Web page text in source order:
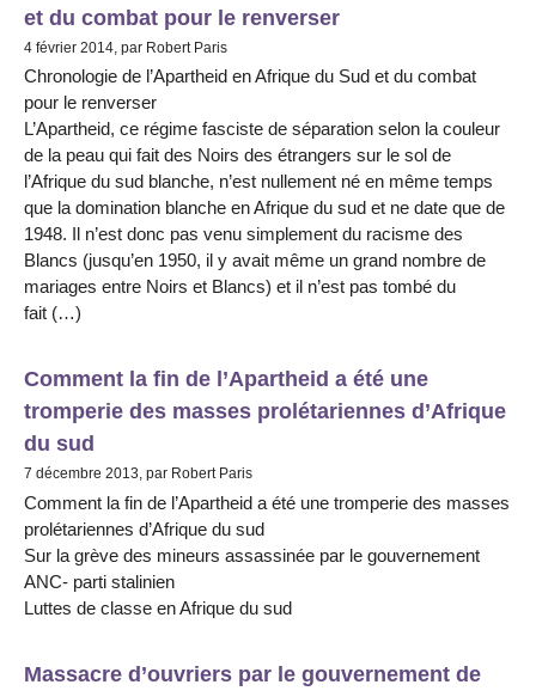
et du combat pour le renverser
4 février 2014, par Robert Paris
Chronologie de l’Apartheid en Afrique du Sud et du combat
pour le renverser
L’Apartheid, ce régime fasciste de séparation selon la couleur
de la peau qui fait des Noirs des étrangers sur le sol de
l’Afrique du sud blanche, n’est nullement né en même temps
que la domination blanche en Afrique du sud et ne date que de
1948. Il n’est donc pas venu simplement du racisme des
Blancs (jusqu’en 1950, il y avait même un grand nombre de
mariages entre Noirs et Blancs) et il n’est pas tombé du
fait (…)
Comment la fin de l’Apartheid a été une
tromperie des masses prolétariennes d’Afrique
du sud
7 décembre 2013, par Robert Paris
Comment la fin de l’Apartheid a été une tromperie des masses
prolétariennes d’Afrique du sud
Sur la grève des mineurs assassinée par le gouvernement
ANC- parti stalinien
Luttes de classe en Afrique du sud
Massacre d’ouvriers par le gouvernement de